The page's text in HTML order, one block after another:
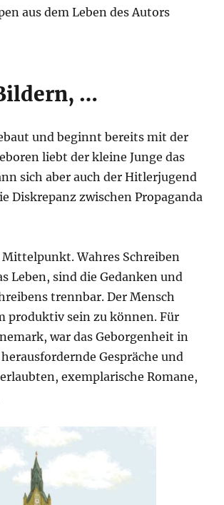
aus dem Leben des Autors
…
und beginnt bereits mit der
liebt der kleine Junge das
sich aber auch der Hitlerjugend
Diskrepanz zwischen Propaganda
Wahres Schreiben
Leben, sind die Gedanken und
trennbar. Der Mensch
produktiv sein zu können. Für
war das Geborgenheit in
Gespräche und
exemplarische Romane,